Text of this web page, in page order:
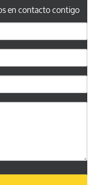
en contacto contigo